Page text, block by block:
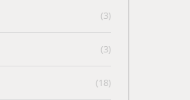
(3)
(3)
(18)